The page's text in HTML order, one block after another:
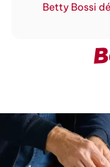
Betty Bossi